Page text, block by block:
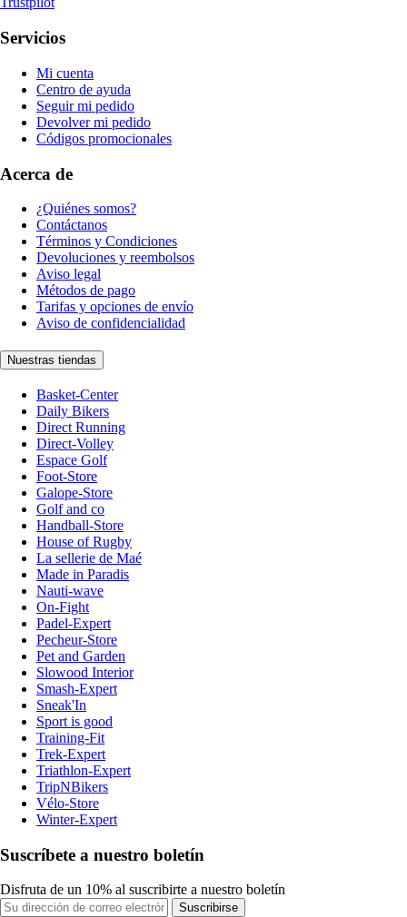
Servicios
Mi cuenta
Centro de ayuda
Seguir mi pedido
Devolver mi pedido
Códigos promocionales
Acerca de
¿Quiénes somos?
Contáctanos
Términos y Condiciones
Devoluciones y reembolsos
Aviso legal
Métodos de pago
Tarifas y opciones de envío
Aviso de confidencialidad
Nuestras tiendas
Basket-Center
Daily Bikers
Direct Running
Direct-Volley
Espace Golf
Foot-Store
Galope-Store
Golf and co
Handball-Store
House of Rugby
La sellerie de Maé
Made in Paradis
Nauti-wave
On-Fight
Padel-Expert
Pecheur-Store
Pet and Garden
Slowood Interior
Smash-Expert
Sneak'In
Sport is good
Training-Fit
Trek-Expert
Triathlon-Expert
TripNBikers
Vélo-Store
Winter-Expert
Suscríbete a nuestro boletín
Disfruta de un 10% al suscribirte a nuestro boletín
Suscribirse